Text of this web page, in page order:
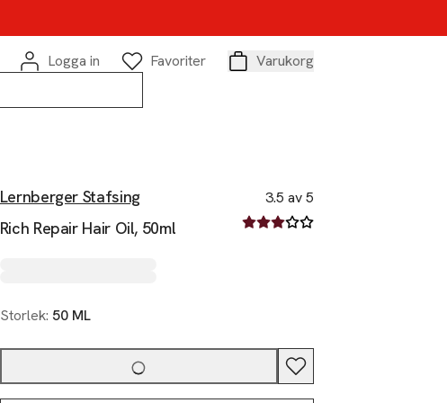
Logga in
Favoriter
Varukorg
Lernberger Stafsing
Rich Repair Hair Oil, 50ml
3.5 av 5
3.5 av fem stjärnor
Storlek: 50 ML